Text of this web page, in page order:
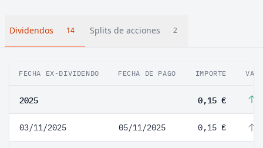
Dividendos 14 Splits de acciones 2
FECHA EX-DIVIDENDO FECHA DE PAGO IMPORTE
2025 0,15 €
03/11/2025 05/11/2025 0,15 €